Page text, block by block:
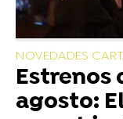
NOVEDADES
Estrenos
agosto: